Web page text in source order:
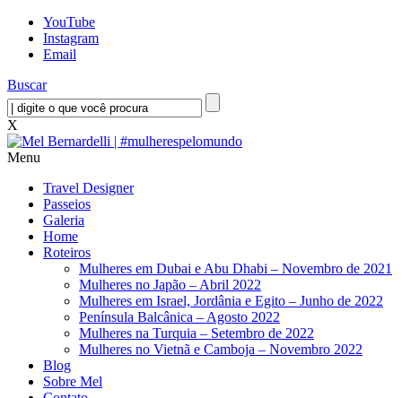
YouTube
Instagram
Email
Buscar
X
Menu
Travel Designer
Passeios
Galeria
Home
Roteiros
Mulheres em Dubai e Abu Dhabi – Novembro de 2021
Mulheres no Japão – Abril 2022
Mulheres em Israel, Jordânia e Egito – Junho de 2022
Península Balcânica – Agosto 2022
Mulheres na Turquia – Setembro de 2022
Mulheres no Vietnã e Camboja – Novembro 2022
Blog
Sobre Mel